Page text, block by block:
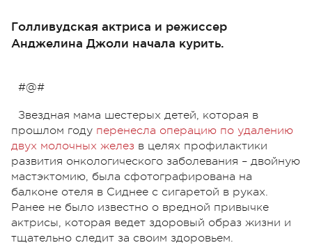
Голливудская актриса и режиссер
Анджелина Джоли начала курить.
#@#
Звездная мама шестерых детей, которая в
прошлом году перенесла операцию по удалению
двух молочных желез в целях профилактики
развития онкологического заболевания – двойную
мастэктомию, была сфотографирована на
балконе отеля в Сиднее с сигаретой в руках.
Ранее не было известно о вредной привычке
актрисы, которая ведет здоровый образ жизни и
тщательно следит за своим здоровьем.